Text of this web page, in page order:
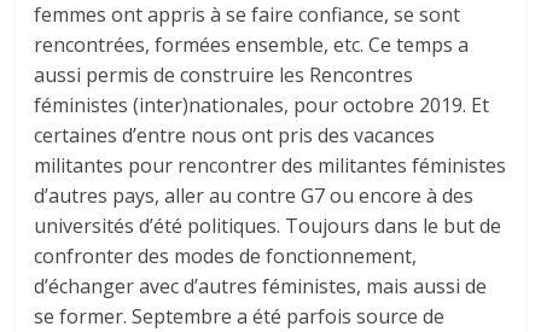
femmes ont appris à se faire confiance, se sont
rencontrées, formées ensemble, etc. Ce temps a
aussi permis de construire les Rencontres
féministes (inter)nationales, pour octobre 2019. Et
certaines d’entre nous ont pris des vacances
militantes pour rencontrer des militantes féministes
d’autres pays, aller au contre G7 ou encore à des
universités d’été politiques. Toujours dans le but de
confronter des modes de fonctionnement,
d’échanger avec d’autres féministes, mais aussi de
se former. Septembre a été parfois source de